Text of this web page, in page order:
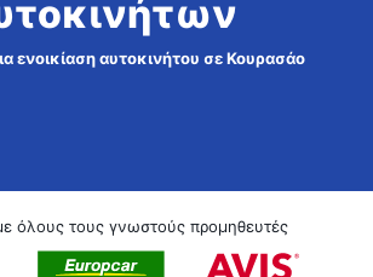
ενοικίαση αυτοκινήτου σε Κουρασάο
όλους τους γνωστούς προμηθευτές